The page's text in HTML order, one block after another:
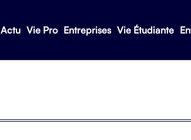
Actu Vie Pro Entreprises Vie Étudiante